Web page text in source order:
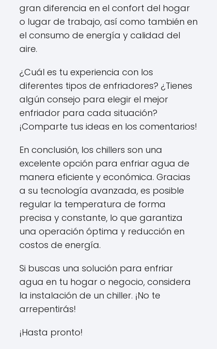
gran diferencia en el confort del hogar
o lugar de trabajo, así como también en
el consumo de energía y calidad del
aire.
¿Cuál es tu experiencia con los
diferentes tipos de enfriadores? ¿Tienes
algún consejo para elegir el mejor
enfriador para cada situación?
¡Comparte tus ideas en los comentarios!
En conclusión, los chillers son una
excelente opción para enfriar agua de
manera eficiente y económica. Gracias
a su tecnología avanzada, es posible
regular la temperatura de forma
precisa y constante, lo que garantiza
una operación óptima y reducción en
costos de energía.
Si buscas una solución para enfriar
agua en tu hogar o negocio, considera
la instalación de un chiller. ¡No te
arrepentirás!
¡Hasta pronto!